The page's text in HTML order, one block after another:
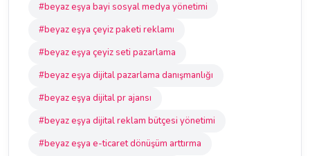
#beyaz eşya bayi sosyal medya yönetimi
#beyaz eşya çeyiz paketi reklamı
#beyaz eşya çeyiz seti pazarlama
#beyaz eşya dijital pazarlama danışmanlığı
#beyaz eşya dijital pr ajansı
#beyaz eşya dijital reklam bütçesi yönetimi
#beyaz eşya e-ticaret dönüşüm arttırma